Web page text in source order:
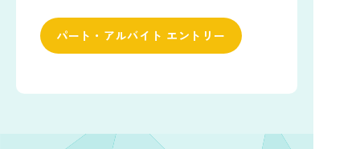
パート・アルバイト エントリー